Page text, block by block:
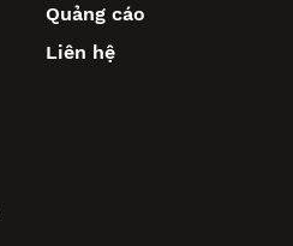
Quảng cáo
Liên hệ